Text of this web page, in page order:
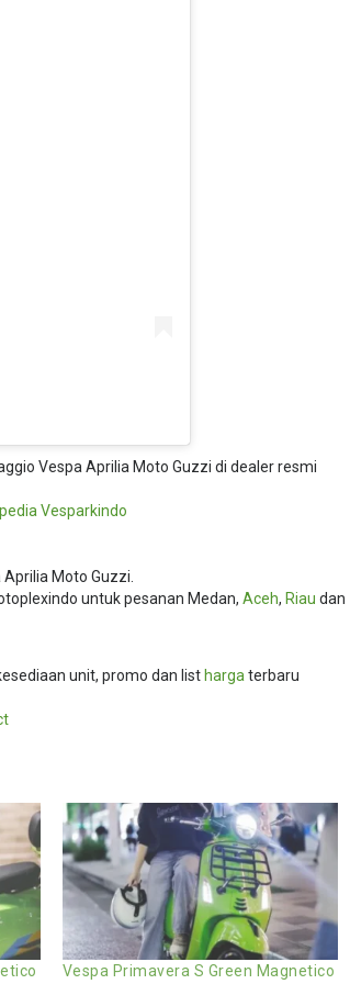
Vespa Aprilia Moto Guzzi di dealer resmi
Vesparkindo
Moto Guzzi.
untuk pesanan Medan, Aceh, Riau dan
unit, promo dan list harga terbaru
Vespa Primavera S Green Magnetico